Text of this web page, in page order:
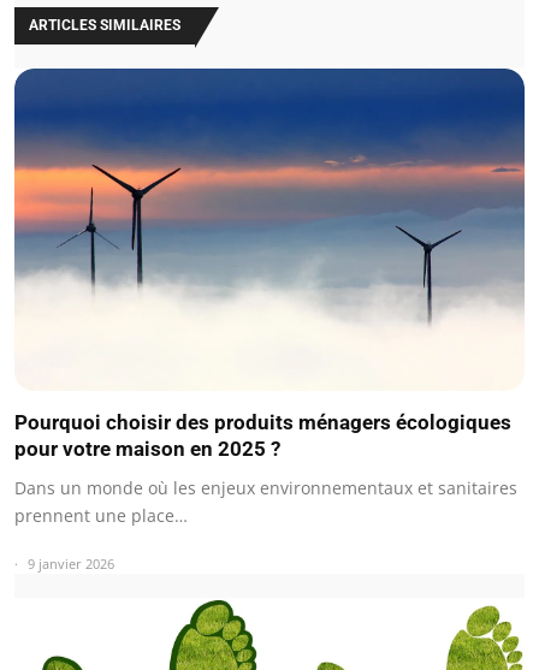
ARTICLES SIMILAIRES
Pourquoi choisir des produits ménagers écologiques
pour votre maison en 2025 ?
Dans un monde où les enjeux environnementaux et sanitaires
prennent une place…
9 janvier 2026